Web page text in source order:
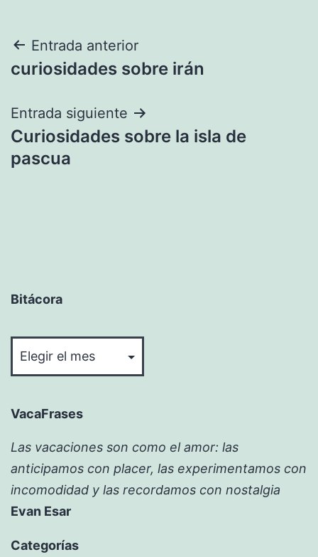
Navegación
de
entradas
Entrada anterior
curiosidades sobre irán
Entrada siguiente
Curiosidades sobre la isla de
pascua
Bitácora
VacaFrases
Las vacaciones son como el amor: las
anticipamos con placer, las experimentamos con
incomodidad y las recordamos con nostalgia
Evan Esar
Categorías